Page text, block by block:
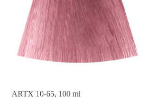
ARTX 10-65, 100 ml